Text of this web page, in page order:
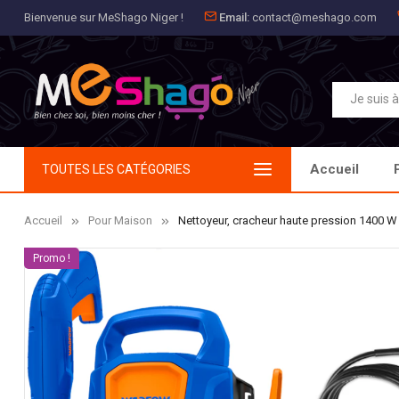
Bienvenue sur MeShago Niger ! Email: contact@meshago.com
TOUTES LES CATÉGORIES Accueil
Accueil Pour Maison Nettoyeur, cracheur haute pression 1400 W
Promo !
add_circle_outline